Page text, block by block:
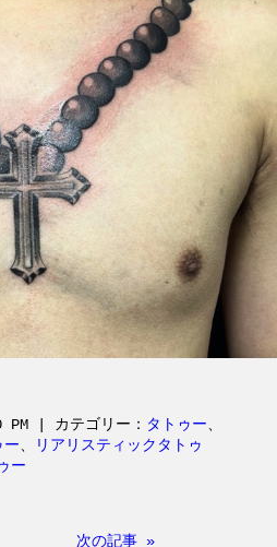
| カテゴリー： タトゥー、
ー、
リアリスティックタトゥ
ー
次の記事 »